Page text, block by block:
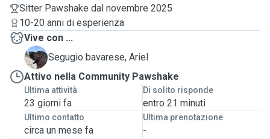
Sitter Pawshake dal novembre 2025
10-20 anni di esperienza
Vive con ...
A
Segugio bavarese, Ariel
Attivo nella Community Pawshake
Ultima attività
23 giorni fa
Di solito risponde
entro 21 minuti
Ultimo contatto
circa un mese fa
Ultima prenotazione
-